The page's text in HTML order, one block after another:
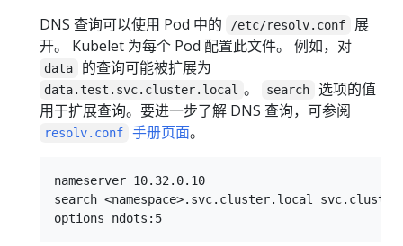
DNS 查询可以使用 Pod 中的
/etc/resolv.conf
展
开。 Kubelet 为每个 Pod 配置此文件。 例如，对
data 的查询可能被扩展为
data.test.svc.cluster.local 。 search
选项的值
用于扩展查询。要进一步了解 DNS 查询，可参阅
resolv.conf 手册页面。
nameserver 10.32.0.10
search <namespace>.svc.cluster.local